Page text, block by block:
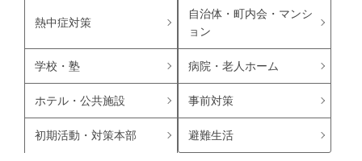
熱中症対策
自治体・町内会・マンシ
ョン
学校・塾 病院・老人ホーム
ホテル・公共施設 事前対策
初期活動・対策本部 避難生活